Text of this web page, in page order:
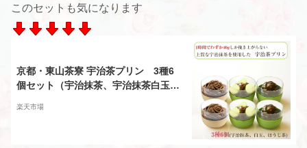
このセットも気になります
京都・東山茶寮 宇治茶プリン 3種6
個セット（宇治抹茶、宇治抹茶白玉、
う・おはな のし対応可 ギフト
楽天市場